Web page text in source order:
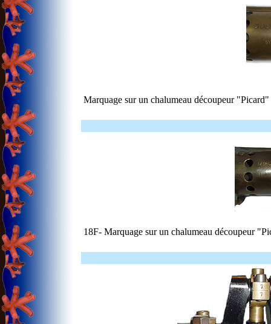
Marquage sur un chalumeau découpeur
18F- Marquage sur un chalumeau découpeur